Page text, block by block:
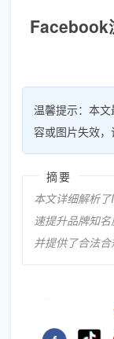
Facebook
温馨提示：本
容或图片失效，
摘要
本文详细解析
速提升品牌知
并提供了合法合